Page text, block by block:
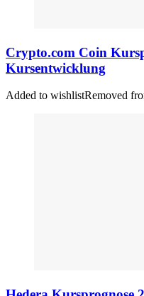
Crypto.com Coin
Kursentwicklung
Added to wishlistRemoved